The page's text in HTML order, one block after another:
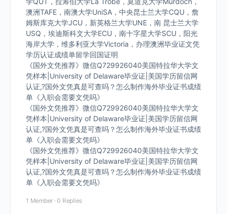
澳洲TAFE，南澳大学UniSA，中央昆士兰大学CQU，詹
姆斯库克大学JCU，新英格兰大学UNE，南 昆士兰大学
USQ，埃迪斯科文大学ECU，南十字星大学SCU，阳光
海岸大学，维多利亚大学Victoria，办理澳洲毕业证文凭
学历认证成绩单留学回国证明
《国外文凭推荐》微信Q729926040美国特拉华大学文
凭样本|University of Delaware毕业证|美国学历留信网
认证,?国外文凭真是可查吗？怎么制作海外毕业证书成绩
单《入职会需要文凭吗》
《国外文凭推荐》微信Q729926040美国特拉华大学文
凭样本|University of Delaware毕业证|美国学历留信网
认证,?国外文凭真是可查吗？怎么制作海外毕业证书成绩
单《入职会需要文凭吗》
《国外文凭推荐》微信Q729926040美国特拉华大学文
凭样本|University of Delaware毕业证|美国学历留信网
认证,?国外文凭真是可查吗？怎么制作海外毕业证书成绩
单《入职会需要文凭吗》
1 Member · 0 Replies